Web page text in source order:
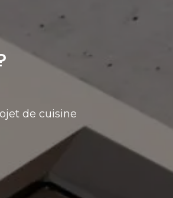
de cuisine